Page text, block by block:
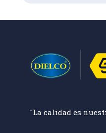
"La calidad es